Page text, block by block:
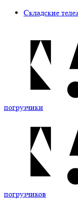
Складские
погрузчики
погрузчиков